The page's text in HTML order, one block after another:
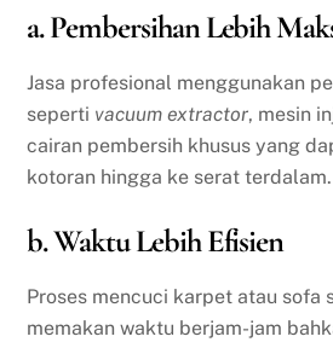
a. Pembersihan Lebih
Jasa profesional menggunakan
seperti vacuum extractor, mesin
cairan pembersih khusus yang
kotoran hingga ke serat terdalam.
b. Waktu Lebih Efisien
Proses mencuci karpet atau sofa
memakan waktu berjam-jam